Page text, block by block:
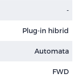
-
Plug-in hibrid
Automata
FWD